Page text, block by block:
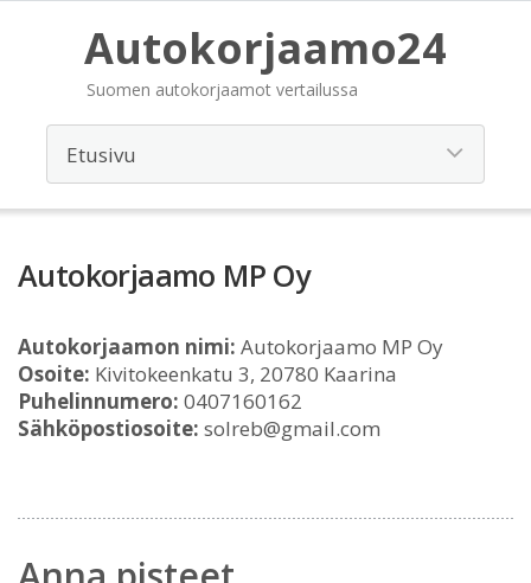
Autokorjaamo24
Suomen autokorjaamot vertailussa
Autokorjaamo MP Oy
Autokorjaamon nimi: Autokorjaamo MP Oy
Osoite: Kivitokeenkatu 3, 20780 Kaarina
Puhelinnumero: 0407160162
Sähköpostiosoite: solreb@gmail.com